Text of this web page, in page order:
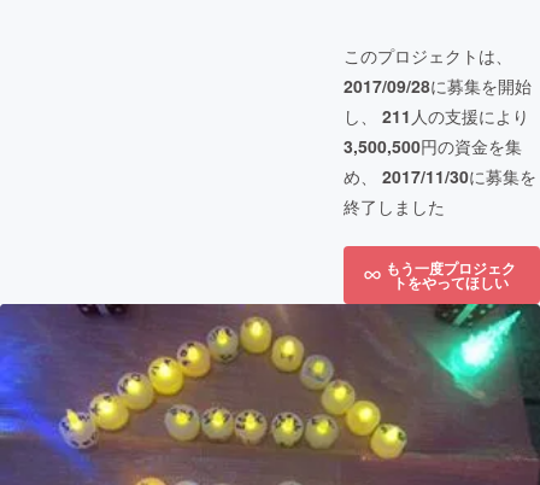
このプロジェクトは、
2017/09/28に募集を開始
し、 211 人の支援により
3,500,500円の資金を集
め、 2017/11/30に募集を
終了しました
もう一度プロジェク
トをやってほしい